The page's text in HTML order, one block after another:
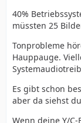
40%
müssten 25
Tonprobleme
Hauppauge.
Es gibt schon
aber da siehst
Wenn deine Y/